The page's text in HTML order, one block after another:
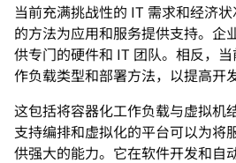
当前充满挑战性的 IT 需求和经济
的方法为应用和服务提供支持。企
供专门的硬件和 IT 团队。相反，
作负载类型和部署方法，以提高开
这包括将容器化工作负载与虚拟机
支持编排和虚拟化的平台可以为将
供强大的能力。它在软件开发和自